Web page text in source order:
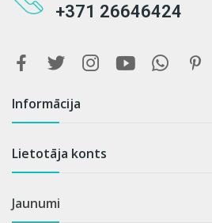
+371 26646424
Informācija
Lietotāja konts
Jaunumi